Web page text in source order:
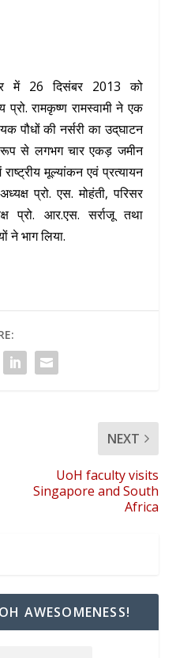
में 26 दिसंबर 2013 को
रामकृष्ण रामस्वामी ने एक
पौधों की नर्सरी का उद्‌घाटन
रूप से लगभग चार एकड़ जमीन
मूल्यांकन एवं प्रत्यायन
प्रो. एस. मोहंती, परिसर
प्रो. आर.एस. सर्राजू तथा
ने भाग लिया.
NEXT
UoH faculty visits
Singapore and South
Africa
AWESOMENESS!